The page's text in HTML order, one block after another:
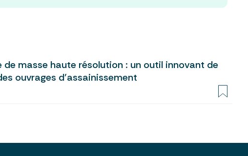
masse haute résolution : un outil innovant de
ouvrages d’assainissement